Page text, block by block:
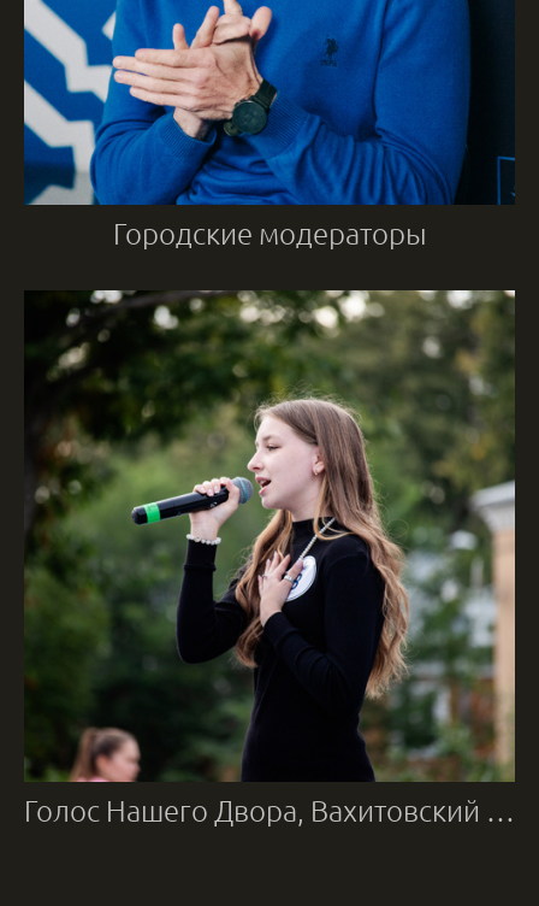
Городские модераторы
Голос Нашего Двора, Вахитовский район, 2024